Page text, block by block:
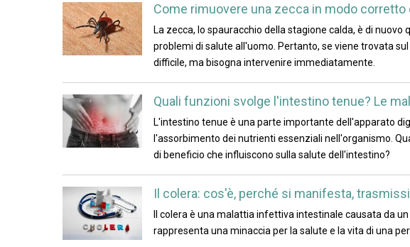
Come rimuovere una zecca in modo
La zecca, lo spauracchio della stagione calda, è di
problemi di salute all'uomo. Pertanto, se viene trovata
difficile, ma bisogna intervenire immediatamente.
Quali funzioni svolge l'intestino tenue? Le
L'intestino tenue è una parte importante dell'apparato
l'assorbimento dei nutrienti essenziali nell'organismo.
di beneficio che influiscono sulla salute dell'intestino?
Il colera: cos'è, perché si manifesta,
Il colera è una malattia infettiva intestinale causata da
rappresenta una minaccia per la salute e la vita di una